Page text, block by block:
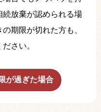
続放棄が認められる場
期限が切れた方も、
さい。
が過ぎた場合